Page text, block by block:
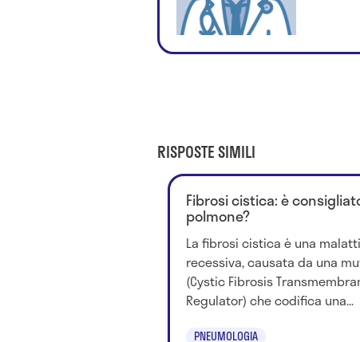
RISPOSTE SIMILI
Fibrosi cistica: è
polmone?
La fibrosi cistica è una
recessiva, causata da una
(Cystic Fibrosis
Regulator) che codifica una...
PNEUMOLOGIA